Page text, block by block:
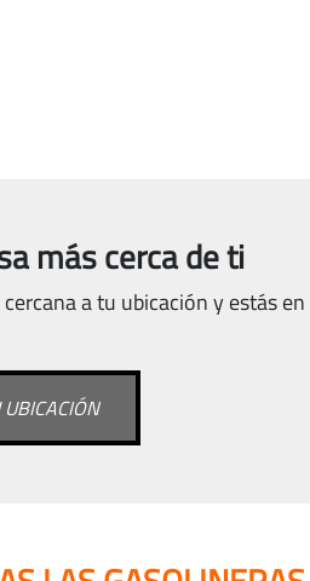
más cerca de ti
a tu ubicación y estás